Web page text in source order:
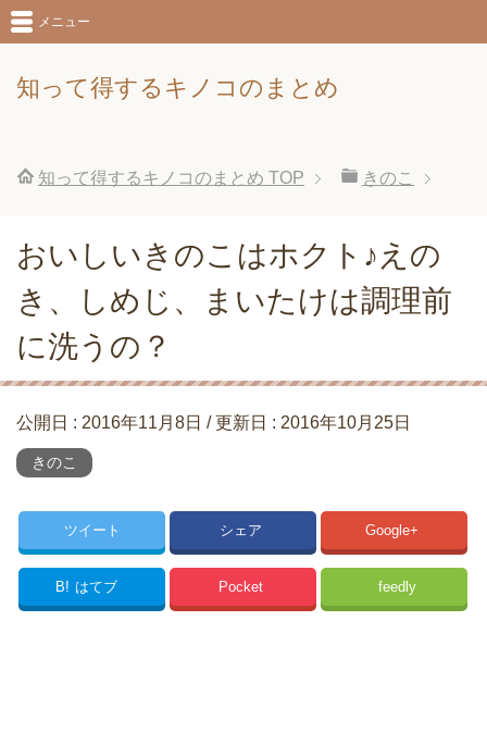
知って得するキノコのまとめ
メニュー
知って得するキノコのまとめ TOP きのこ
おいしいきのこはホクト♪えの
き、しめじ、まいたけは調理前
に洗うの？
公開日 : 2016年11月8日 / 更新日 : 2016年10月25日
きのこ
ツイート シェア Google+
B! はてブ Pocket feedly